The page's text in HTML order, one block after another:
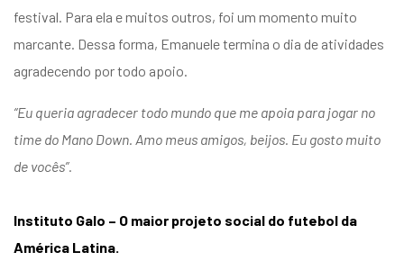
festival. Para ela e muitos outros, foi um momento muito
marcante. Dessa forma, Emanuele termina o dia de atividades
agradecendo por todo apoio.
“Eu queria agradecer todo mundo que me apoia para jogar no
time do Mano Down. Amo meus amigos, beijos. Eu gosto muito
de vocês”.
Instituto Galo – O maior projeto social do futebol da
América Latina.